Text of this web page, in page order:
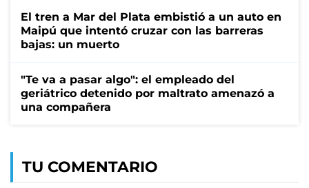
El tren a Mar del Plata embistió a un auto en
Maipú que intentó cruzar con las barreras
bajas: un muerto
"Te va a pasar algo": el empleado del
geriátrico detenido por maltrato amenazó a
una compañera
TU COMENTARIO